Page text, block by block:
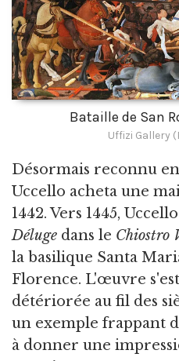
Bataille de San
Uffizi Gallery
Désormais reconnu
Uccello acheta une
1442. Vers 1445,
Déluge dans le Chiostro
la basilique Santa
Florence. L'œuvre
détériorée au fil des
un exemple frappant
à donner une